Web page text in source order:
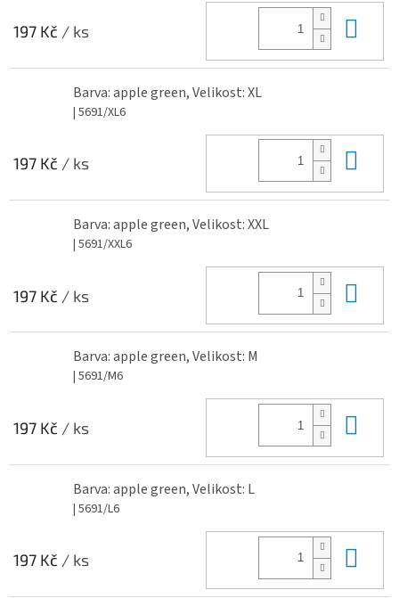
197 Kč / ks
Barva: apple green, Velikost: XL
| 5691/XL6
197 Kč / ks
Barva: apple green, Velikost: XXL
| 5691/XXL6
197 Kč / ks
Barva: apple green, Velikost: M
| 5691/M6
197 Kč / ks
Barva: apple green, Velikost: L
| 5691/L6
197 Kč / ks